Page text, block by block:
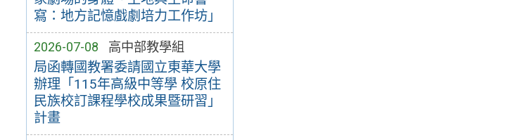
寫：地方記憶戲劇培力工作坊」
2026-07-08 高中部教學組
局函轉國教署委請國立東華大學
辦理「115年高級中等學 校原住
民族校訂課程學校成果暨研習」
計畫